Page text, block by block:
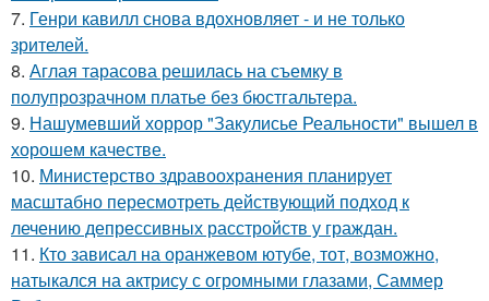
7. Генри кавилл снова вдохновляет - и не только
зрителей.
8. Аглая тарасова решилась на съемку в
полупрозрачном платье без бюстгальтера.
9. Нашумевший хоррор "Закулисье Реальности" вышел в
хорошем качестве.
10. Министерство здравоохранения планирует
масштабно пересмотреть действующий подход к
лечению депрессивных расстройств у граждан.
11. Кто зависал на оранжевом ютубе, тот, возможно,
натыкался на актрису с огромными глазами, Саммер